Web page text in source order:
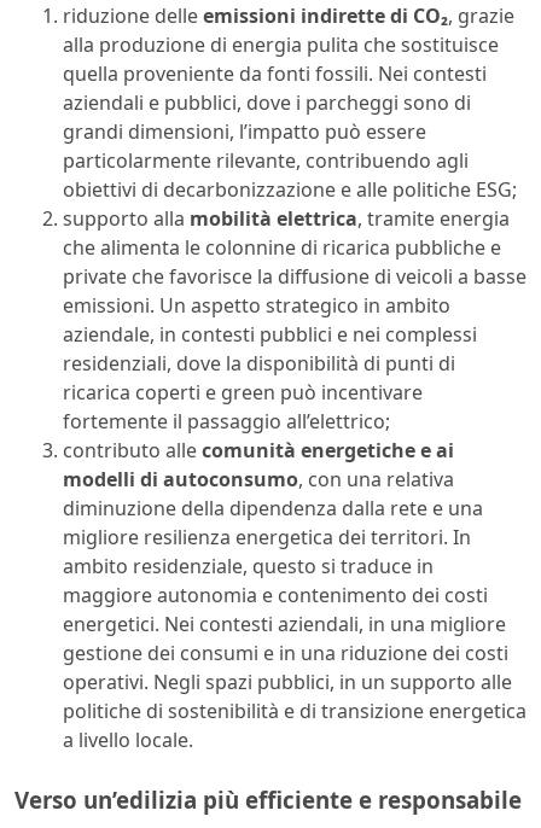
riduzione delleemissioni indirette di CO₂, grazie
alla produzione di energia pulita che sostituisce
quella proveniente da fonti fossili. Nei contesti
aziendali e pubblici, dove i parcheggi sono di
grandi dimensioni, l’impatto può essere
particolarmente rilevante, contribuendo agli
obiettivi di decarbonizzazione e alle politiche ESG;
supporto alla mobilità elettrica, tramite energia
che alimenta le colonnine di ricarica pubbliche e
private che favorisce la diffusione di veicoli a basse
emissioni. Un aspetto strategico in ambito
aziendale, in contesti pubblici e nei complessi
residenziali, dove la disponibilità di punti di
ricarica coperti e green può incentivare
fortemente il passaggio all’elettrico;
contributo allecomunità energetiche e ai
modelli di autoconsumo, con una relativa
diminuzione della dipendenza dalla rete e una
migliore resilienza energetica dei territori. In
ambito residenziale, questo si traduce in
maggiore autonomia e contenimento dei costi
energetici. Nei contesti aziendali, in una migliore
gestione dei consumi e in una riduzione dei costi
operativi. Negli spazi pubblici, in un supporto alle
politiche di sostenibilità e di transizione energetica
a livello locale.
Verso un’edilizia più efficiente e responsabile